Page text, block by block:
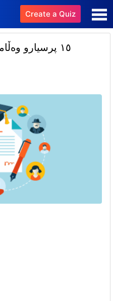
Create a Quiz
١٥ پرسیارو وەڵامی ئاینی بەشی 8